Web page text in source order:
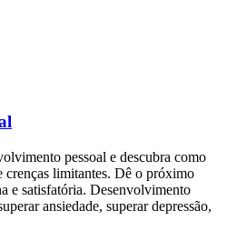
pessoal e descubra como
crenças limitantes. Dê o próximo
e satisfatória. Desenvolvimento
ansiedade, superar depressão,